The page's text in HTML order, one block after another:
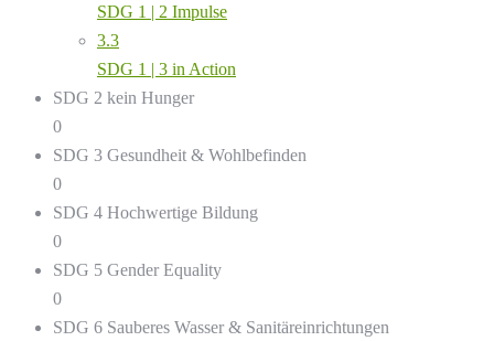
SDG 1 | 2 Impulse
3.3
SDG 1 | 3 in Action
SDG 2 kein Hunger
0
SDG 3 Gesundheit & Wohlbefinden
0
SDG 4 Hochwertige Bildung
0
SDG 5 Gender Equality
0
SDG 6 Sauberes Wasser & Sanitäreinrichtungen